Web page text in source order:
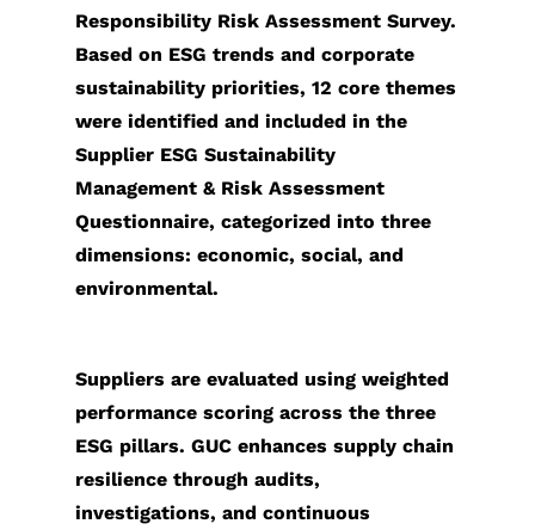
Responsibility Risk Assessment Survey.
Based on ESG trends and corporate
sustainability priorities, 12 core themes
were identified and included in the
Supplier ESG Sustainability
Management & Risk Assessment
Questionnaire, categorized into three
dimensions: economic, social, and
environmental.
Suppliers are evaluated using weighted
performance scoring across the three
ESG pillars. GUC enhances supply chain
resilience through audits,
investigations, and continuous